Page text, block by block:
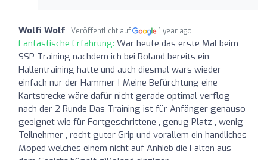
Wolfi Wolf Veröffentlicht auf 1 year ago
Fantastische Erfahrung: War heute das erste Mal beim
SSP Training nachdem ich bei Roland bereits ein
Hallentraining hatte und auch diesmal wars wieder
einfach nur der Hammer ! Meine Befürchtung eine
Kartstrecke wäre dafür nicht gerade optimal verflog
nach der 2 Runde Das Training ist für Anfänger genauso
geeignet wie für Fortgeschrittene , genug Platz , wenig
Teilnehmer , recht guter Grip und vorallem ein handliches
Moped welches einem nicht auf Anhieb die Falten aus